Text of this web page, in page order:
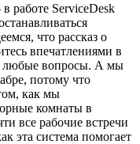
работе ServiceDesk
что рассказ о
впечатлениями в
любые вопросы. А мы
потому что
как мы
комнаты в
все рабочие встречи
эта система помогает